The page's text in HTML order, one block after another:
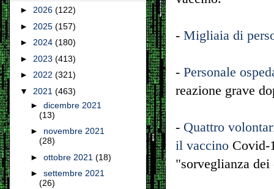
- Migliaia di
- Personale
reazione grave
- Quattro
il vaccino Covid-
"sorveglianza dei
► 2026 (122)
► 2025 (157)
► 2024 (180)
► 2023 (413)
► 2022 (321)
▼ 2021 (463)
► dicembre 2021
(13)
► novembre 2021
(28)
► ottobre 2021 (18)
► settembre 2021
(26)